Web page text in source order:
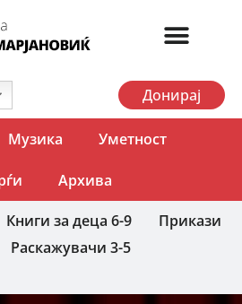
Донирај
Музика Уметност
Архива
Книги за деца 6-9
Прикази
Раскажувачи 3-5